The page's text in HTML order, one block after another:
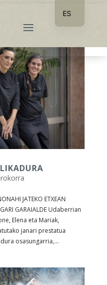
JATEKO ETXEAN
GARAIALDE Udaberrian
Elena eta Mariak,
janari prestatua
osasungarria,...
ES